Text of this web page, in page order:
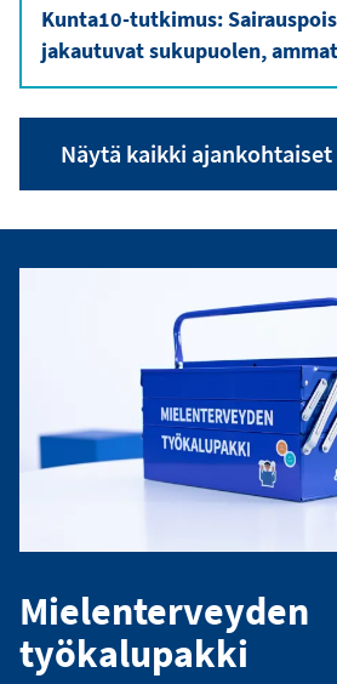
Kunta10-tutkimus:
jakautuvat sukupuolen,
Näytä kaikki ajankohtaiset
Mielenterveyden
työkalupakki